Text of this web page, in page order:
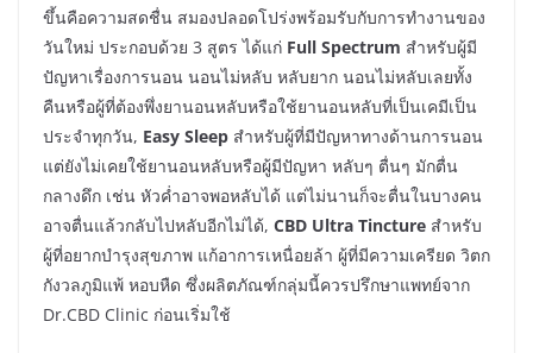
ขึ้นคือความสดชื่น สมองปลอดโปร่งพร้อมรับกับการทำงานของ
วันใหม่ ประกอบด้วย 3 สูตร ได้แก่ Full Spectrum สำหรับผู้มี
ปัญหาเรื่องการนอน นอนไม่หลับ หลับยาก นอนไม่หลับเลยทั้ง
คืนหรือผู้ที่ต้องพึ่งยานอนหลับหรือใช้ยานอนหลับที่เป็นเคมีเป็น
ประจำทุกวัน, Easy Sleep สำหรับผู้ที่มีปัญหาทางด้านการนอน
แต่ยังไม่เคยใช้ยานอนหลับหรือผู้มีปัญหา หลับๆ ตื่นๆ มักตื่น
กลางดึก เช่น หัวค่ำอาจพอหลับได้ แต่ไม่นานก็จะตื่นในบางคน
อาจตื่นแล้วกลับไปหลับอีกไม่ได้, CBD Ultra Tincture สำหรับ
ผู้ที่อยากบำรุงสุขภาพ แก้อาการเหนื่อยล้า ผู้ที่มีความเครียด วิตก
กังวลภูมิแพ้ หอบหืด ซึ่งผลิตภัณฑ์กลุ่มนี้ควรปรึกษาแพทย์จาก
Dr.CBD Clinic ก่อนเริ่มใช้